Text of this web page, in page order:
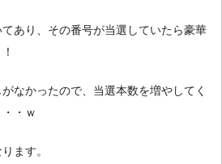
あり、その番号が当選していたら豪華
なかったので、当選本数を増やしてく
・ｗ
ます。